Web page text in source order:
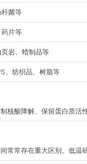
菌等
片等
岩、蜡制品等
、纺织品、树脂等
核酸降解、保留蛋白质活性
常常存在重大区别。低温